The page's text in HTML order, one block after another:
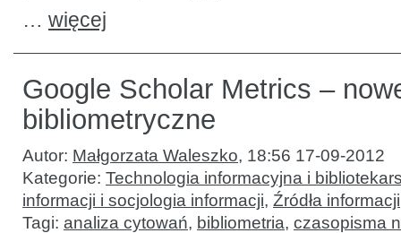
… więcej
Google Scholar Metrics –
bibliometryczne
Autor: Małgorzata Waleszko, 18:56 17-09-2012
Kategorie: Technologia informacyjna i
informacji i socjologia informacji, Źródła informacji
Tagi: analiza cytowań, bibliometria, czasopisma